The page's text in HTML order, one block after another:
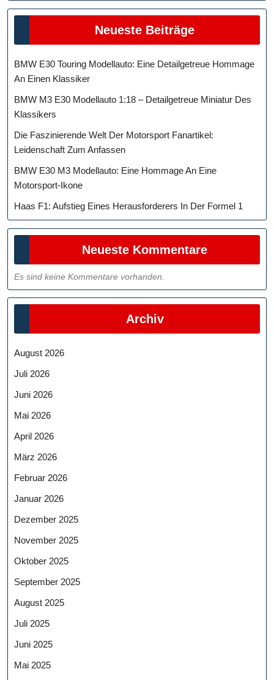
Neueste Beiträge
BMW E30 Touring Modellauto: Eine Detailgetreue Hommage
An Einen Klassiker
BMW M3 E30 Modellauto 1:18 – Detailgetreue Miniatur Des
Klassikers
Die Faszinierende Welt Der Motorsport Fanartikel:
Leidenschaft Zum Anfassen
BMW E30 M3 Modellauto: Eine Hommage An Eine
Motorsport-Ikone
Haas F1: Aufstieg Eines Herausforderers In Der Formel 1
Neueste Kommentare
Es sind keine Kommentare vorhanden.
Archiv
August 2026
Juli 2026
Juni 2026
Mai 2026
April 2026
März 2026
Februar 2026
Januar 2026
Dezember 2025
November 2025
Oktober 2025
September 2025
August 2025
Juli 2025
Juni 2025
Mai 2025